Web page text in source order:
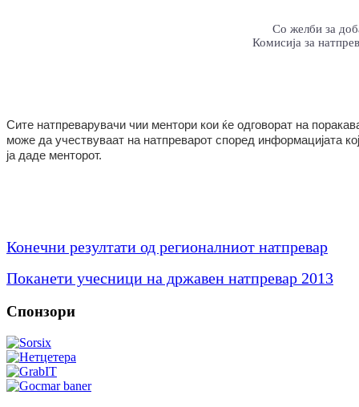
Со желби за
Комисија за
Сите натпреварувачи чии ментори кои ќе одговорат на
може да учествуваат на натпреварот според информацијата
ја даде менторот.
Конечни резултати од регионалниот натпревар
Поканети учесници на државен натпревар 2013
Спонзори